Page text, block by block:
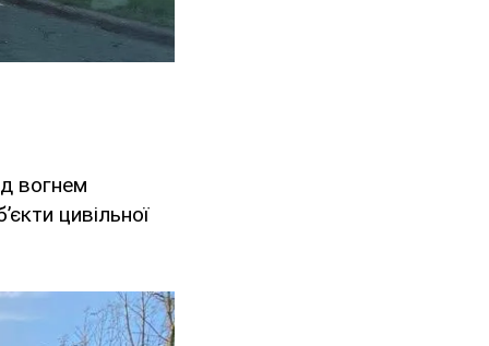
вогнем
цивільної